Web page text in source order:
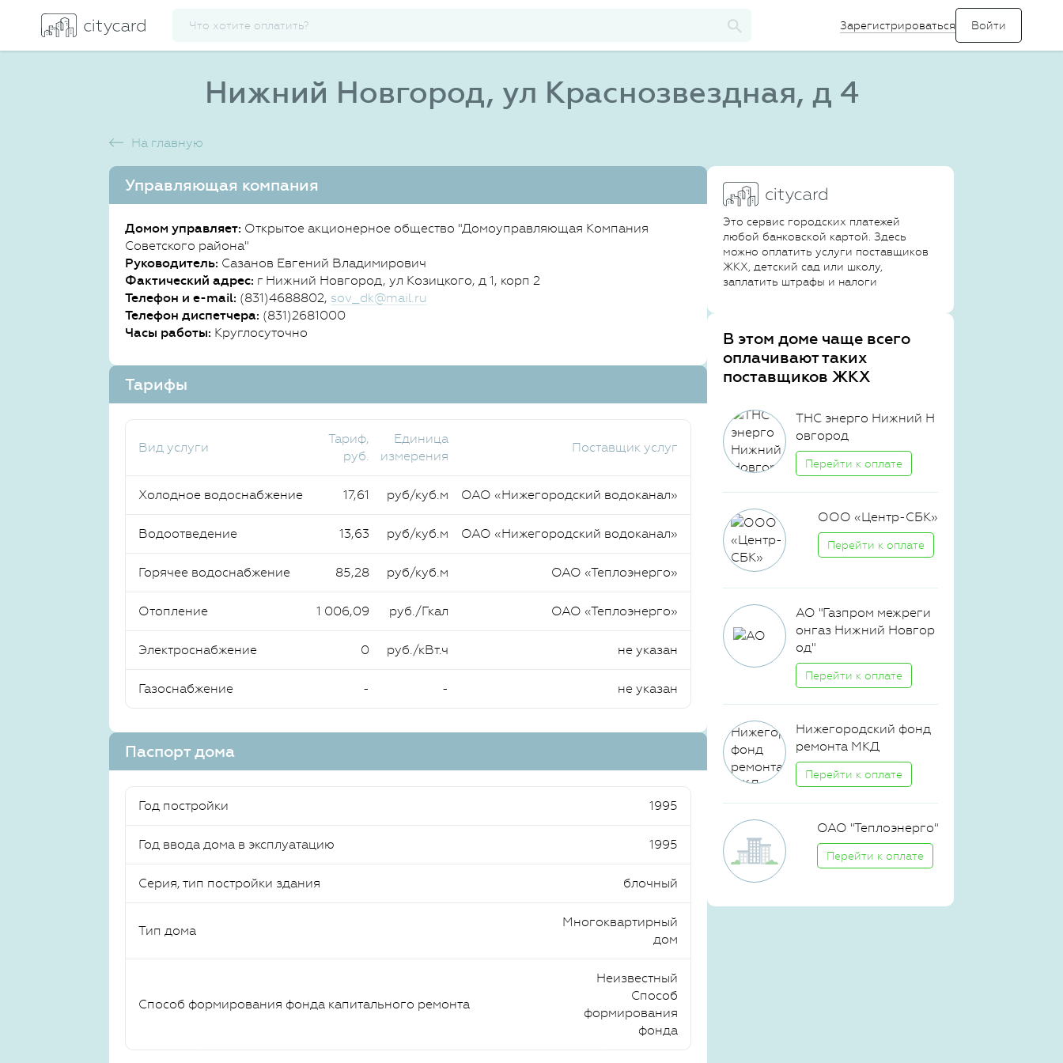
Зарегистрироваться
Нижний Новгород, ул Краснозвездная, д 4
На главную
Управляющая компания
Домом управляет: Открытое акционерное общество "Домоуправляющая Компания
Советского района"
Руководитель: Сазанов Евгений Владимирович
Фактический адрес: г Нижний Новгород, ул Козицкого, д 1, корп 2
Телефон и e-mail: (831)4688802, sov_dk@mail.ru
Телефон диспетчера: (831)2681000
Часы работы: Круглосуточно
Тарифы
Вид услуги
Тариф,
руб.
Единица
измерения
Поставщик услуг
Холодное водоснабжение 17,61 руб/куб.м ОАО «Нижегородский водоканал»
Водоотведение 13,63 руб/куб.м ОАО «Нижегородский водоканал»
Горячее водоснабжение 85,28 руб/куб.м ОАО «Теплоэнерго»
Отопление 1 006,09 руб./Гкал ОАО «Теплоэнерго»
Электроснабжение 0 руб./кВт.ч не указан
Газоснабжение - - не указан
Паспорт дома
Год постройки 1995
Год ввода дома в эксплуатацию 1995
Серия, тип постройки здания блочный
Тип дома
Многоквартирный
дом
Способ формирования фонда капитального ремонта
Неизвестный
Способ
формирования
фонда
Это сервис городских платежей
любой банковской картой. Здесь
можно оплатить услуги поставщиков
ЖКХ, детский сад или школу,
заплатить штрафы и налоги
В этом доме чаще всего
оплачивают таких
поставщиков ЖКХ
ТНС энерго Нижний Н
овгород
Перейти к оплате
ООО «Центр-СБК»
Перейти к оплате
АО "Газпром межреги
онгаз Нижний Новгор
од"
Перейти к оплате
Нижегородский фонд
ремонта МКД
Перейти к оплате
ОАО "Теплоэнерго"
Перейти к оплате